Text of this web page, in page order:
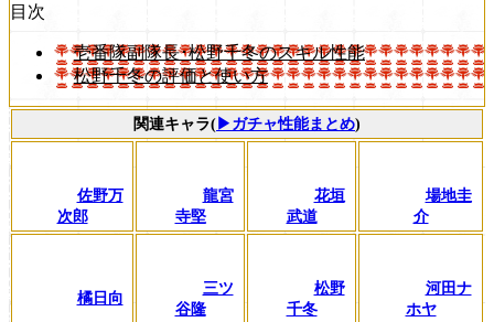
目次
壱番隊副隊長･松野千冬のスキル性能
松野千冬の評価と使い方
関連キャラ(▶ガチャ性能まとめ)
佐野万
次郎
龍宮
寺堅
花垣
武道
場地圭
介
橘日向
三ツ
谷隆
松野
千冬
河田ナ
ホヤ